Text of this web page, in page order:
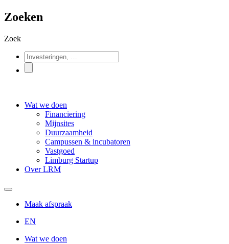
Zoeken
Zoek
Wat we doen
Financiering
Mijnsites
Duurzaamheid
Campussen & incubatoren
Vastgoed
Limburg Startup
Over LRM
Maak afspraak
EN
Wat we doen